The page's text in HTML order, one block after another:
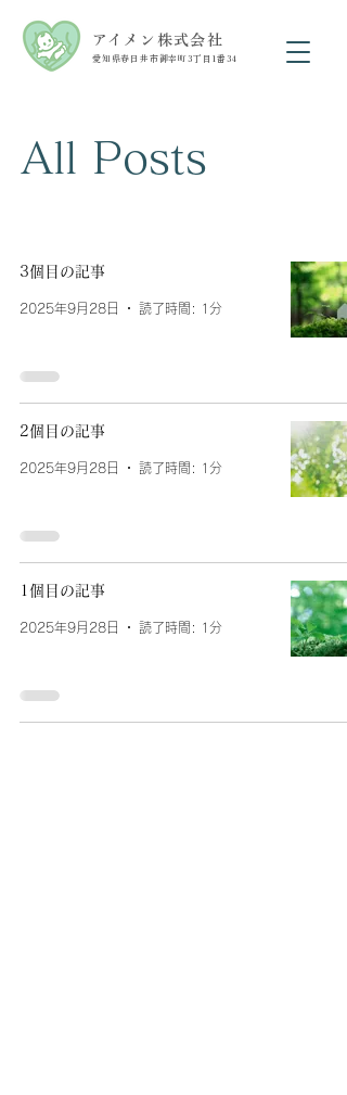
アイメン株式会社
愛知県春日井市御幸町3丁目1番34
All Posts
3個目の記事
2025年9月28日 読了時間: 1分
2個目の記事
2025年9月28日 読了時間: 1分
1個目の記事
2025年9月28日 読了時間: 1分